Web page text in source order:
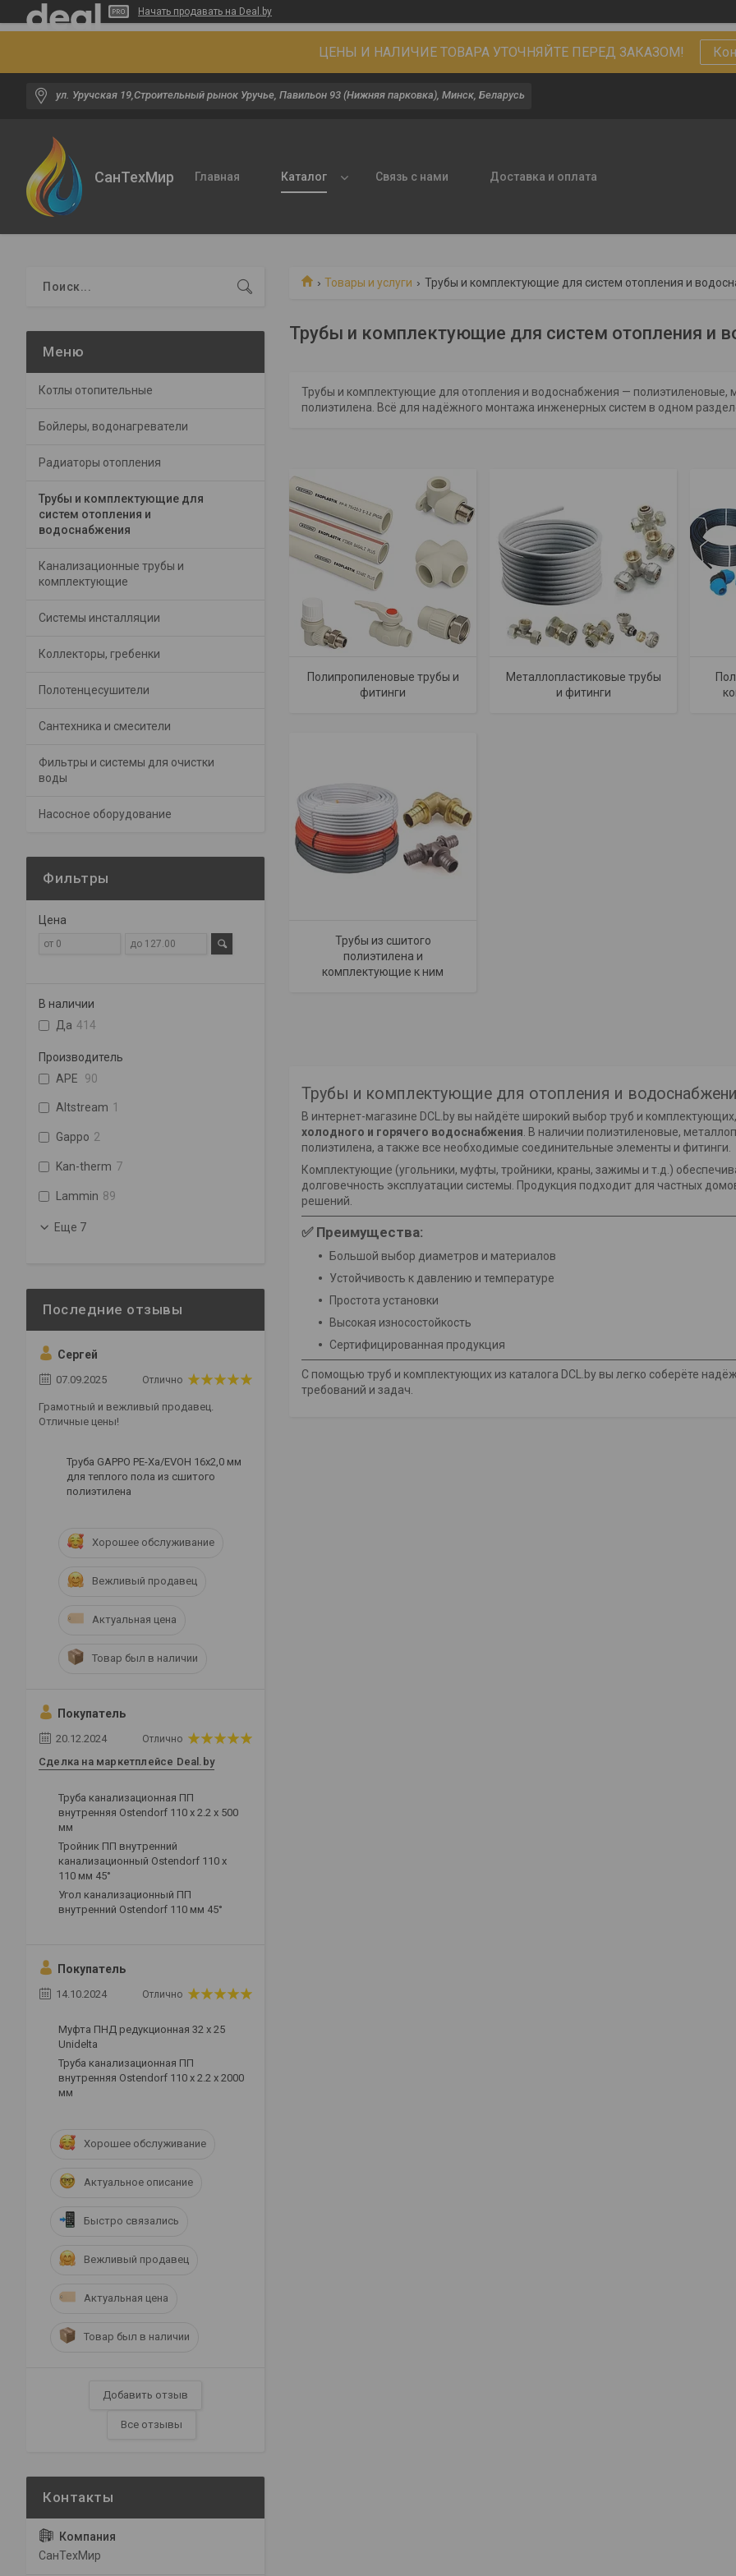
Начать продавать на Deal.by
ЦЕНЫ И НАЛИЧИЕ ТОВАРА УТОЧНЯЙТЕ ПЕРЕД ЗАКАЗОМ!
ул. Уручская 19,Строительный рынок Уручье, Павильон 93 (Нижняя парковка), Минск, Беларусь
СанТехМир Главная Каталог Связь с нами Доставка и оплата
Товары и услуги Трубы и комплектующие для систем отопления и
Трубы и комплектующие для систем отопления и
Трубы и комплектующие для отопления и водоснабжения — полиэтиленовые,
полиэтилена. Всё для надёжного монтажа инженерных систем в одном
Полипропиленовые трубы и
фитинги
Металлопластиковые трубы
и фитинги
Трубы из сшитого
полиэтилена и
комплектующие к ним
Трубы и комплектующие для отопления и
В интернет-магазине DCL.by вы найдёте широкий выбор труб и
холодного и горячего водоснабжения . В наличии полиэтиленовые,
полиэтилена, а также все необходимые соединительные элементы и фитинги.
Комплектующие (угольники, муфты, тройники, краны, зажимы и т.д.)
долговечность эксплуатации системы. Продукция подходит для частных
решений.
✅ Преимущества:
Большой выбор диаметров и материалов
Устойчивость к давлению и температуре
Простота установки
Высокая износостойкость
Сертифицированная продукция
С помощью труб и комплектующих из каталога DCL.by вы легко соберёте
требований и задач.
Котлы отопительные
Бойлеры, водонагреватели
Радиаторы отопления
Трубы и комплектующие для
систем отопления и
водоснабжения
Канализационные трубы и
комплектующие
Системы инсталляции
Коллекторы, гребенки
Полотенцесушители
Сантехника и смесители
Фильтры и системы для очистки
воды
Насосное оборудование
Фильтры
Цена
В наличии
Да 414
Производитель
APE
90
Altstream 1
Gappo 2
Kan-therm 7
Lammin 89
Еще 7
Сергей
07.09.2025 Отлично
Грамотный и вежливый продавец.
Отличные цены!
Труба GAPPO PE-Xa/EVOH 16x2,0 мм
для теплого пола из сшитого
полиэтилена
Хорошее обслуживание
Вежливый продавец
Актуальная цена
Товар был в наличии
Покупатель
20.12.2024 Отлично
Сделка на маркетплейсе Deal.by
Труба канализационная ПП
внутренняя Ostendorf 110 х 2.2 х 500
мм
Тройник ПП внутренний
канализационный Ostendorf 110 х
110 мм 45°
Угол канализационный ПП
внутренний Ostendorf 110 мм 45°
Покупатель
14.10.2024 Отлично
Муфта ПНД редукционная 32 х 25
Unidelta
Труба канализационная ПП
внутренняя Ostendorf 110 х 2.2 х 2000
мм
Хорошее обслуживание
Актуальное описание
Быстро связались
Вежливый продавец
Актуальная цена
Товар был в наличии
Добавить отзыв
Все отзывы
СанТехМир